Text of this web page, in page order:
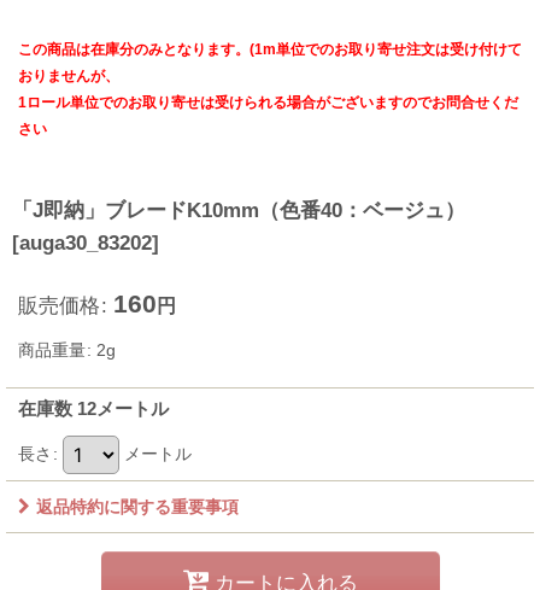
この商品は在庫分のみとなります。(1m単位でのお取り寄せ注文は受け付けて
おりませんが、
1ロール単位でのお取り寄せは受けられる場合がございますのでお問合せくだ
さい
「J即納」ブレードK10mm（色番40：ベージュ）
[auga30_83202]
販売価格: 160 円
商品重量: 2g
在庫数 12メートル
長さ : メートル
返品特約に関する重要事項
カートに入れる